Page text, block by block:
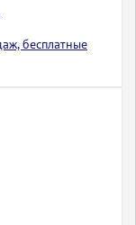
бесплатные